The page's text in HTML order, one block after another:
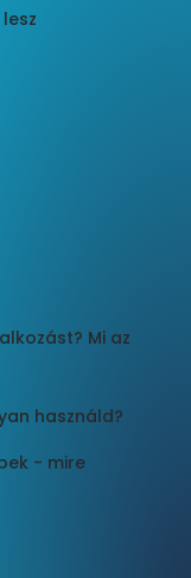
Mi az
használd?
- mire